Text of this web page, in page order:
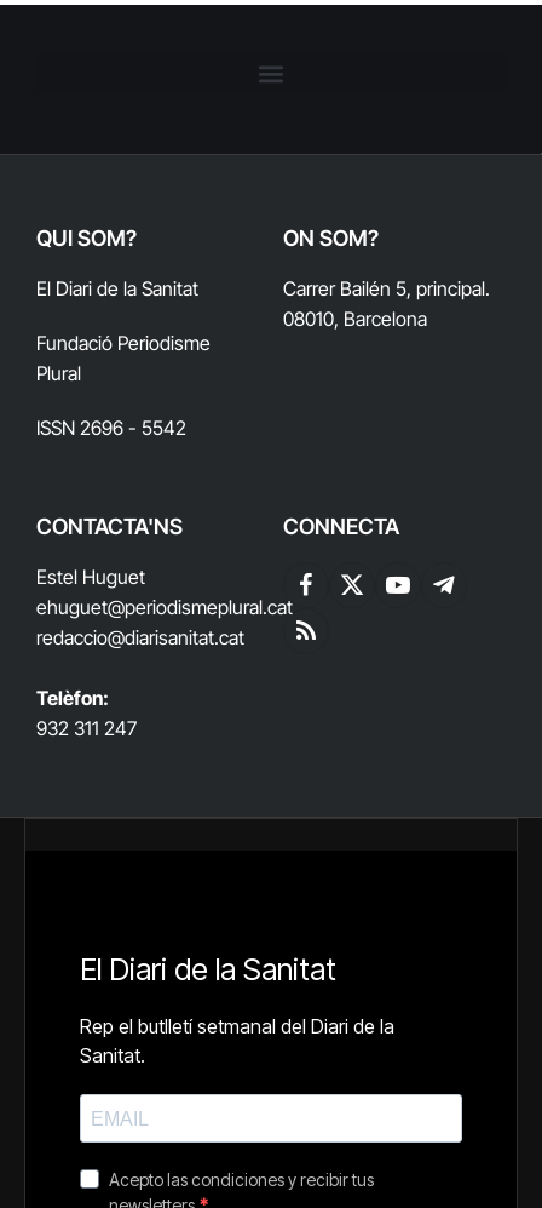
QUI SOM?
El Diari de la Sanitat
Fundació Periodisme
Plural
ISSN 2696 - 5542
ON SOM?
Carrer Bailén 5, principal.
08010, Barcelona
CONTACTA'NS
Estel Huguet
ehuguet@periodismeplural.cat
redaccio@diarisanitat.cat
Telèfon:
932 311 247
CONNECTA
Facebook
X
YouTubeTelegram
RSS